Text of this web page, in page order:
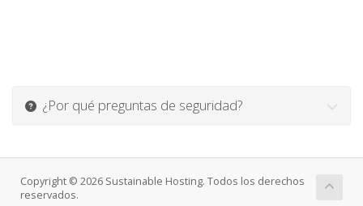
¿Por qué preguntas de seguridad?
Copyright © 2026 Sustainable Hosting. Todos los derechos
reservados.